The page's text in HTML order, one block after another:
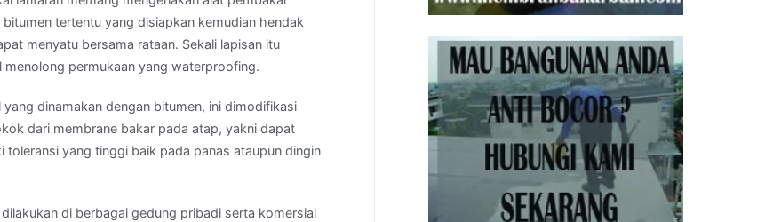
tertentu yang disiapkan kemudian hendak
menyatu bersama rataan. Sekali lapisan itu
permukaan yang waterproofing.
dinamakan dengan bitumen, ini dimodifikasi
dari membrane bakar pada atap, yakni dapat
yang tinggi baik pada panas ataupun dingin
di berbagai gedung pribadi serta komersial